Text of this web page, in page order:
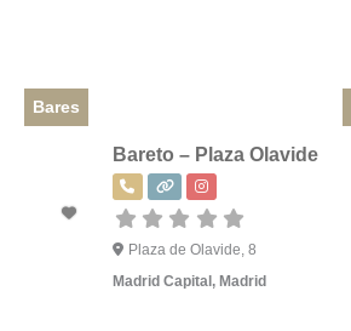
Bares
Bareto – Plaza Olavide
Plaza de Olavide, 8
Madrid Capital, Madrid